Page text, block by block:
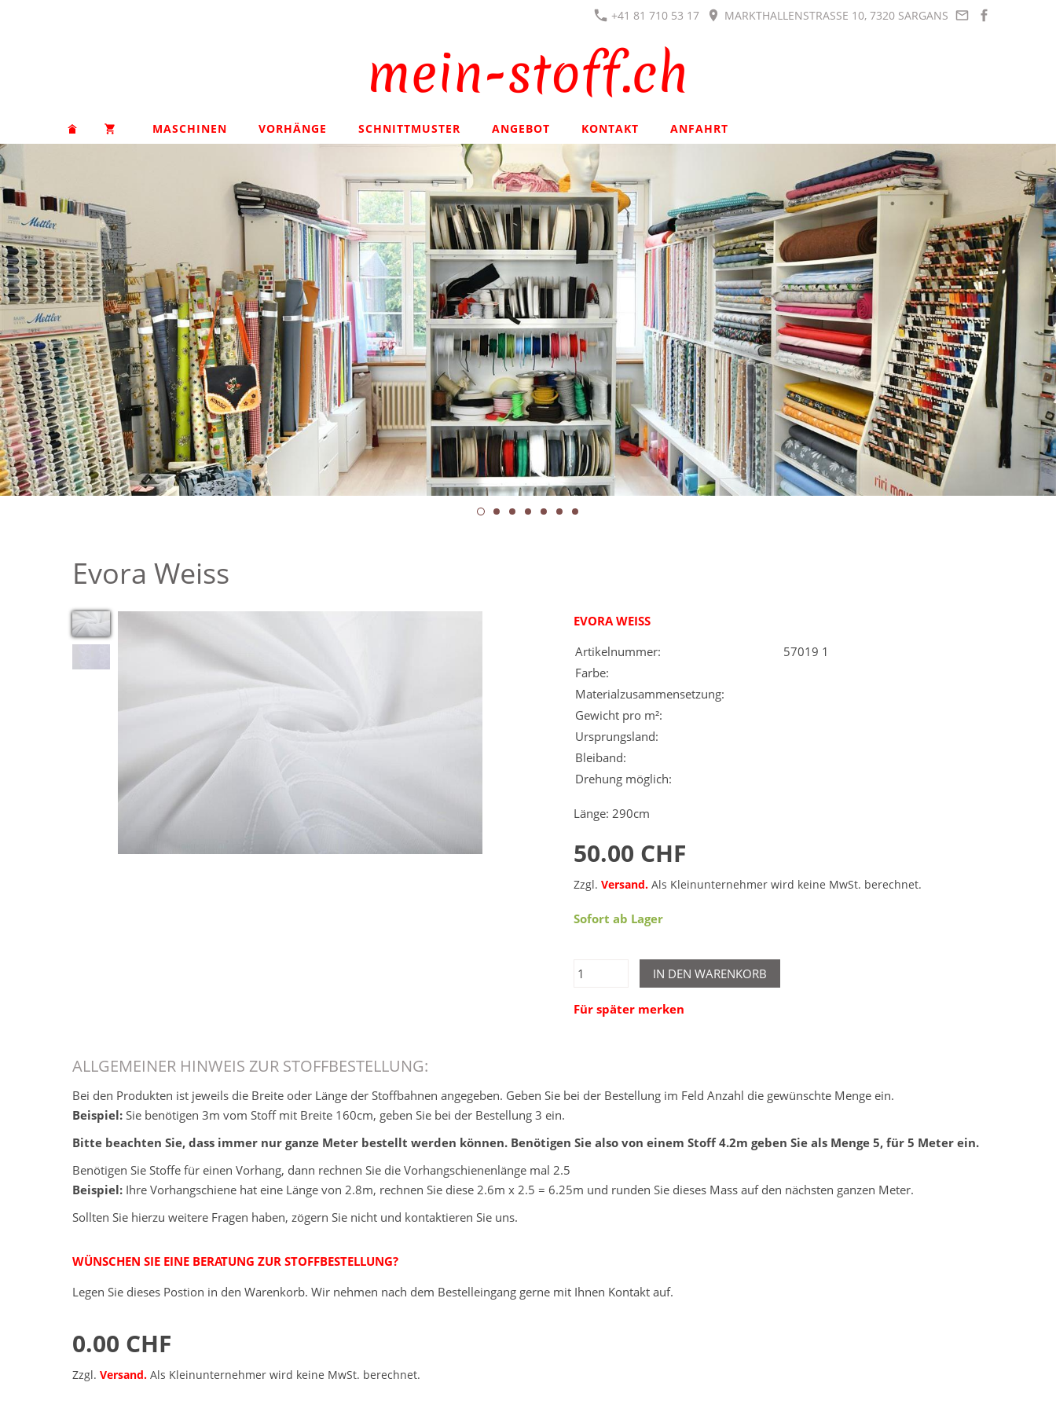
+41 81 710 53 17 MARKTHALLENSTRASSE 10, 7320 SARGANS
MASCHINEN VORHÄNGE SCHNITTMUSTER ANGEBOT KONTAKT ANFAHRT
Evora Weiss
EVORA WEISS
Artikelnummer:
57019 1
Farbe:
Materialzusammensetzung:
Gewicht pro m²:
Ursprungsland:
Bleiband:
Drehung möglich:
Länge: 290cm
50.00 CHF
Zzgl. Versand. Als Kleinunternehmer wird keine MwSt. berechnet.
Sofort ab Lager
IN DEN WARENKORB
Für später merken
ALLGEMEINER HINWEIS ZUR STOFFBESTELLUNG:
Bei den Produkten ist jeweils die Breite oder Länge der Stoffbahnen angegeben. Geben Sie bei der Bestellung im Feld Anzahl die gewünschte Menge ein.
Beispiel: Sie benötigen 3m vom Stoff mit Breite 160cm, geben Sie bei der Bestellung 3 ein.
Bitte beachten Sie, dass immer nur ganze Meter bestellt werden können. Benötigen Sie also von einem Stoff 4.2m geben Sie als Menge 5, für 5 Meter ein.
Benötigen Sie Stoffe für einen Vorhang, dann rechnen Sie die Vorhangschienenlänge mal 2.5
Beispiel: Ihre Vorhangschiene hat eine Länge von 2.8m, rechnen Sie diese 2.6m x 2.5 = 6.25m und runden Sie dieses Mass auf den nächsten ganzen Meter.
Sollten Sie hierzu weitere Fragen haben, zögern Sie nicht und kontaktieren Sie uns.
WÜNSCHEN SIE EINE BERATUNG ZUR STOFFBESTELLUNG?
Legen Sie dieses Postion in den Warenkorb. Wir nehmen nach dem Bestelleingang gerne mit Ihnen Kontakt auf.
0.00 CHF
Zzgl. Versand. Als Kleinunternehmer wird keine MwSt. berechnet.